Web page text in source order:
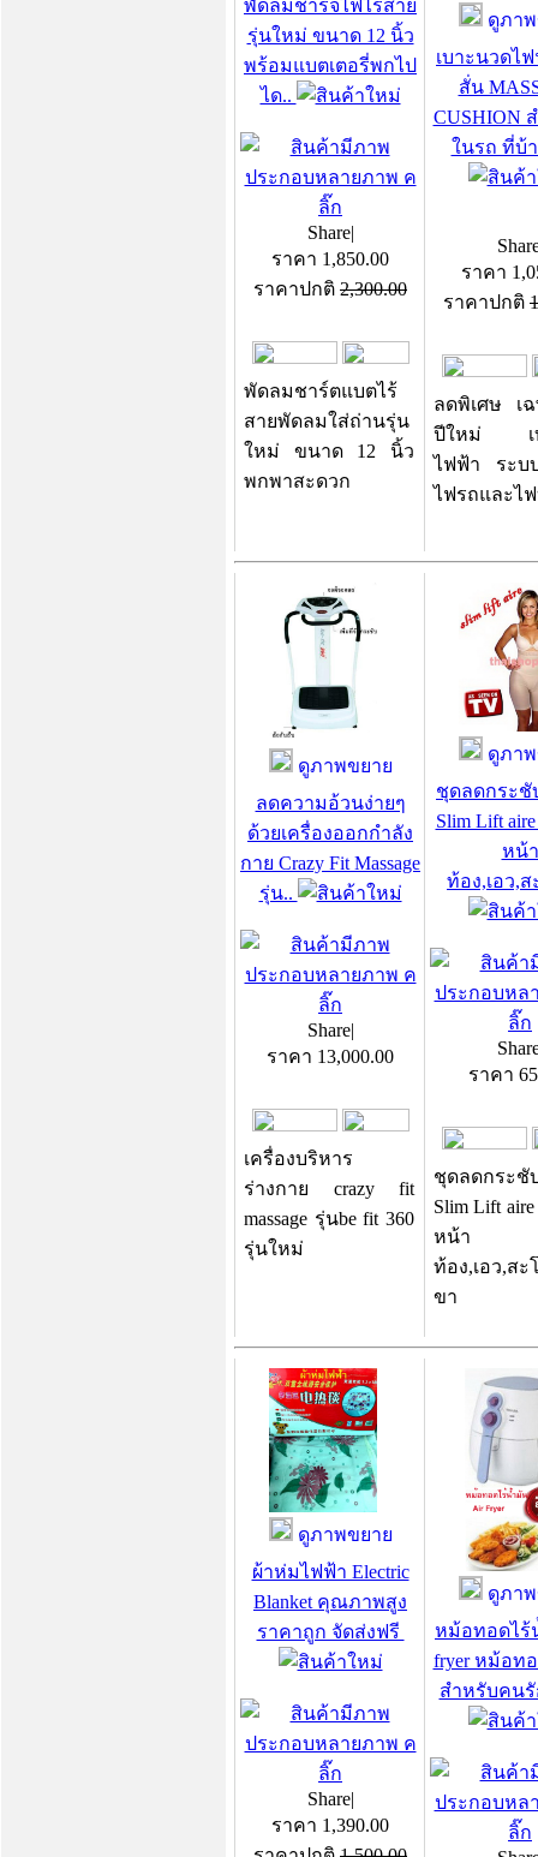
พัดลมชาร์จไฟไร้สาย
รุ่นใหม่ ขนาด 12 นิ้ว
พร้อมแบตเตอรี่พกไป
ได..
Share|
ราคา 1,850.00
ราคาปกติ 2,300.00
พัดลมชาร์ตแบตไร้
สายพัดลมใส่ถ่านรุ่น
ใหม่ ขนาด 12 นิ้ว
พกพาสะดวก
ดูภา
เบาะนวดไ
สั่น
CUSHION
ในรถ ที่บ้
ราคา
ราคาปกติ
ลดพิเศษ เ
ปีใหม่ เบ
ไฟฟ้า ระบ
ไฟรถและไ
ดูภาพขยาย
ลดความอ้วนง่ายๆ
ด้วยเครื่องออกกำลัง
กาย Crazy Fit Massage
รุ่น..
Share|
ราคา 13,000.00
เครื่องบริหาร
ร่างกาย crazy fit
massage รุ่นbe fit 360
รุ่นใหม่
ดูภา
ชุดลดกระชั
Slim Lift
หน้า
ท้อง,เอว,
ราคา
ชุดลดกระชั
Slim Lift
หน้า
ท้อง,เอว,ส
ขา
ดูภาพขยาย
ผ้าห่มไฟฟ้า Electric
Blanket คุณภาพสูง
ราคาถูก จัดส่งฟรี
Share|
ราคา 1,390.00
ดูภา
หม้อทอดไร้
fryer หม้อท
สำหรับคน